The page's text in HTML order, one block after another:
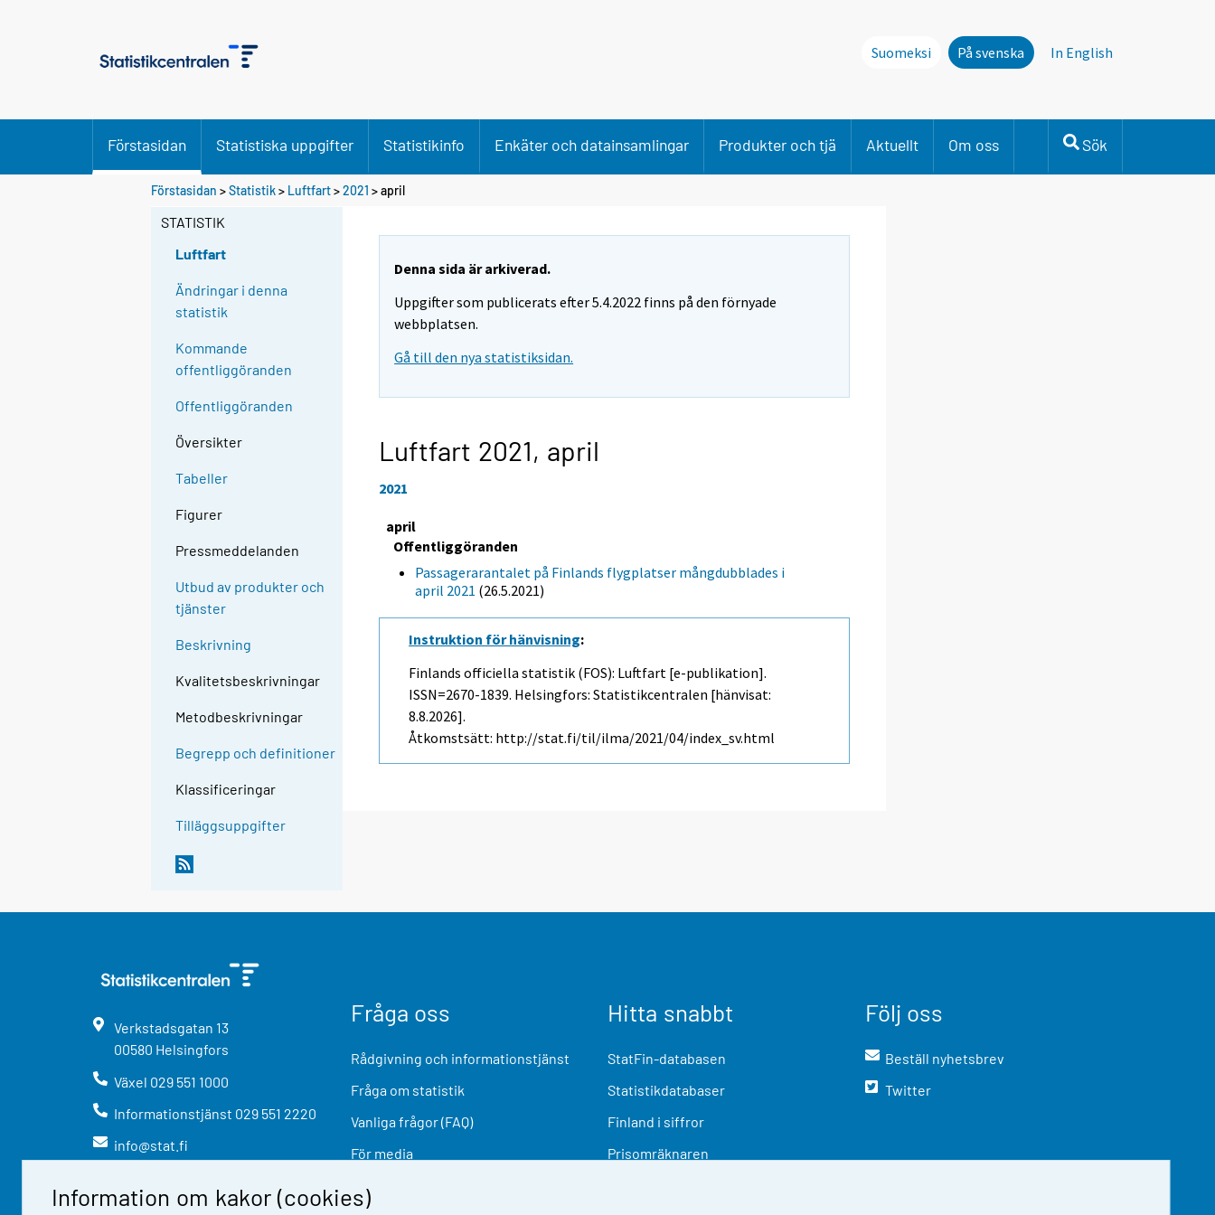
Information om kakor (cookies)
Suomeksi På svenska In English
Förstasidan Statistiska uppgifter Statistikinfo Enkäter och datainsamlingar Produkter och tjä Aktuellt Om oss Sök
Förstasidan >Statistik> Luftfart>2021 >april
STATISTIK
Luftfart
Ändringar i denna
statistik
Kommande
offentliggöranden
Offentliggöranden
Översikter
Tabeller
Figurer
Pressmeddelanden
Utbud av produkter och
tjänster
Beskrivning
Kvalitetsbeskrivningar
Metodbeskrivningar
Begrepp och definitioner
Klassificeringar
Tilläggsuppgifter
Denna sida är arkiverad.
Uppgifter som publicerats efter 5.4.2022 finns på den förnyade
webbplatsen.
Gå till den nya statistiksidan.
Luftfart 2021, april
2021
april
Offentliggöranden
Passagerarantalet på Finlands flygplatser mångdubblades i
april 2021 (26.5.2021)
Instruktion för hänvisning:
Finlands officiella statistik (FOS): Luftfart [e-publikation].
ISSN=2670-1839. Helsingfors: Statistikcentralen [hänvisat:
8.8.2026].
Åtkomstsätt: http://stat.fi/til/ilma/2021/04/index_sv.html
Verkstadsgatan 13
00580 Helsingfors
Växel 029 551 1000
Informationstjänst 029 551 2220
info@stat.fi
Fråga oss
Rådgivning och informationstjänst
Fråga om statistik
Vanliga frågor (FAQ)
För media
Hitta snabbt
StatFin-databasen
Statistikdatabaser
Finland i siffror
Prisomräknaren
Följ oss
Beställ nyhetsbrev
Twitter